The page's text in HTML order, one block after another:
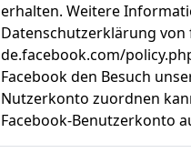
erhalten. Weitere
Datenschutzerklärung
de.facebook.com/
Facebook den Besuch
Nutzerkonto zuordnen
Facebook-Benutzerkonto